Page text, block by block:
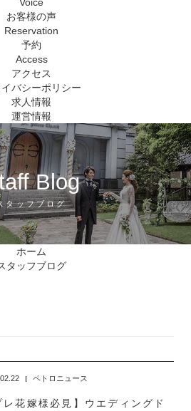
お客様の声
Reservation
予約
Access
アクセス
バシーポリシー
求人情報
運営情報
Blog
タッフブログ
ホーム
タッフブログ
ペトロニュース
レ花嫁様必見】ウエディングド